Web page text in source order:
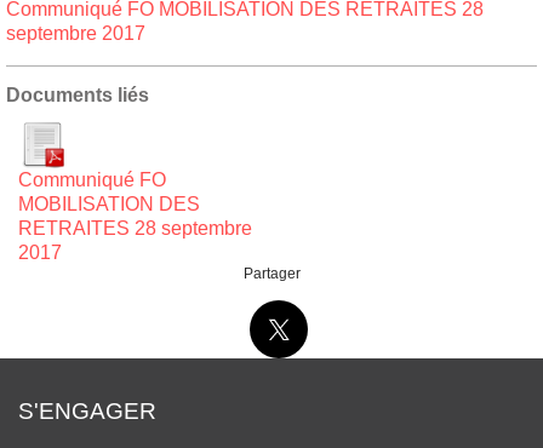
Communiqué FO MOBILISATION DES RETRAITES 28
septembre 2017
Documents liés
Communiqué FO
MOBILISATION DES
RETRAITES 28 septembre
2017
Partager
S'ENGAGER